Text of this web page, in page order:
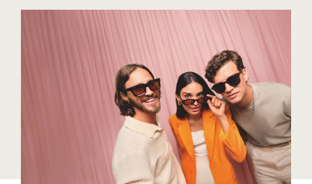
Controller Institut
Designer Outlets Parndorf und Salzburg
FG UBIT Salzburg